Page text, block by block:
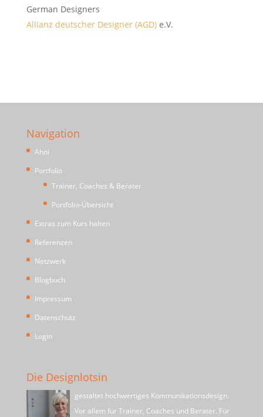
German Designers
Allianz deutscher Designer (AGD)e.V.
Navigation
Ahoi
Portfolio
Trainer, Coaches & Berater
Portfolio-Übersicht
Extras zum Kurs halten
Referenzen
Netzwerk
Blogbuch
Impressum
Datenschutz
Login
Die Designlotsin
gestaltet hochwertiges Kommunikationsdesign.
Vor allem für Trainer, Coaches und Berater. Für